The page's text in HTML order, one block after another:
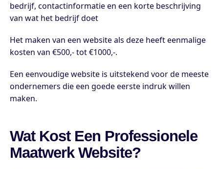
bedrijf, contactinformatie en een korte beschrijving
van wat het bedrijf doet
Het maken van een website als deze heeft eenmalige
kosten van €500,- tot €1000,-.
Een eenvoudige website is uitstekend voor de meeste
ondernemers die een goede eerste indruk willen
maken.
Wat Kost Een Professionele
Maatwerk Website?